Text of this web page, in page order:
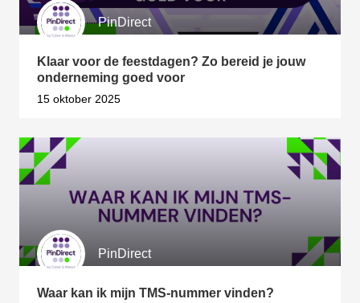
PinDirect
Klaar voor de feestdagen? Zo bereid je jouw
onderneming goed voor
15 oktober 2025
PinDirect
Waar kan ik mijn TMS-nummer vinden?